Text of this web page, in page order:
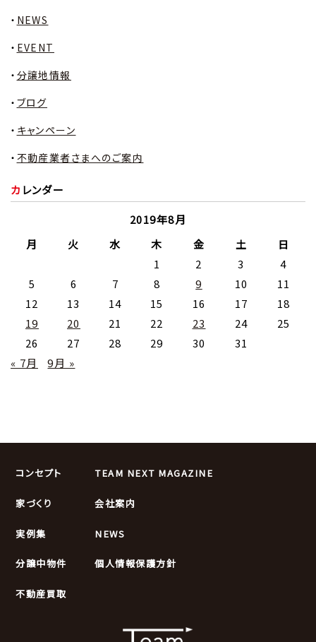
NEWS
EVENT
分譲地情報
ブログ
キャンペーン
不動産業者さまへのご案内
カレンダー
2019年8月
月
火 水 木 金 土
日
1
2 3
4
5
6 7 8 9 10
11
12
13 14 15 16 17
18
19
20 21 22 23 24
25
26
27 28 29 30
31
« 7月
9月 »
コンセプト
家づくり
実例集
分譲中物件
不動産買取
TEAM NEXT MAGAZINE
会社案内
NEWS
個人情報保護方針